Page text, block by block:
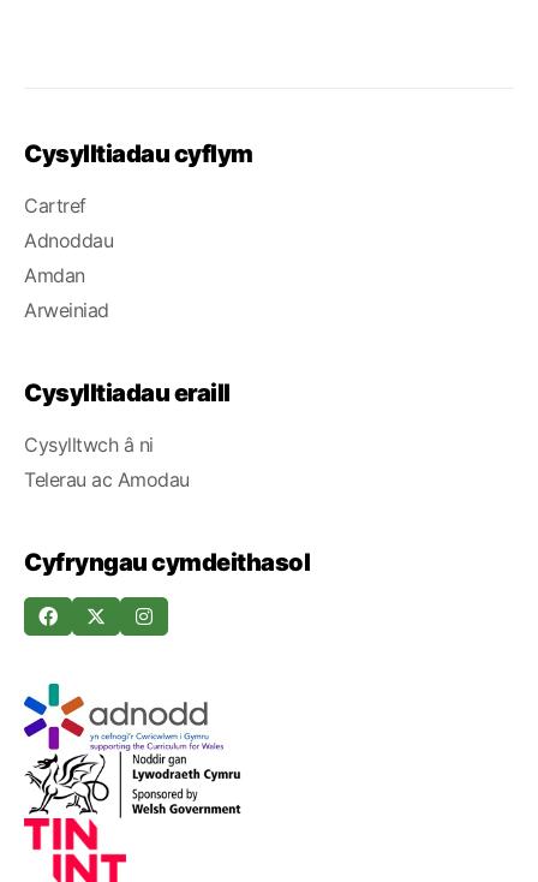
Cysylltiadau cyflym
Cartref
Adnoddau
Amdan
Arweiniad
Cysylltiadau eraill
Cysylltwch â ni
Telerau ac Amodau
Cyfryngau cymdeithasol